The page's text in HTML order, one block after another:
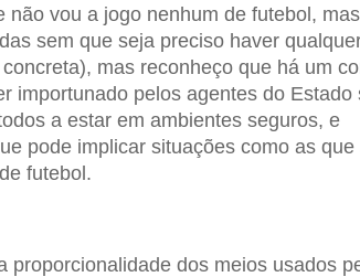
não vou a jogo nenhum de futebol,
sem que seja preciso haver
mas reconheço que há um
importunado pelos agentes do Estado
a estar em ambientes seguros, e
pode implicar situações como as que
futebol.
proporcionalidade dos meios usados